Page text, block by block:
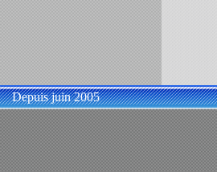
Depuis juin 2005